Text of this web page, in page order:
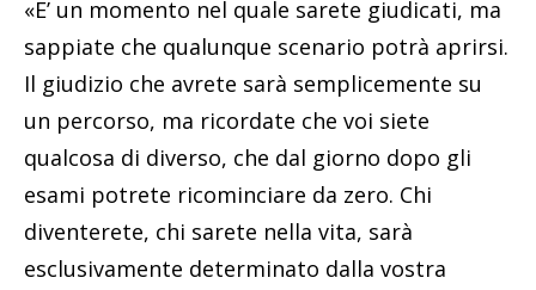
«E’ un momento nel quale sarete giudicati, ma
sappiate che qualunque scenario potrà aprirsi.
Il giudizio che avrete sarà semplicemente su
un percorso, ma ricordate che voi siete
qualcosa di diverso, che dal giorno dopo gli
esami potrete ricominciare da zero. Chi
diventerete, chi sarete nella vita, sarà
esclusivamente determinato dalla vostra